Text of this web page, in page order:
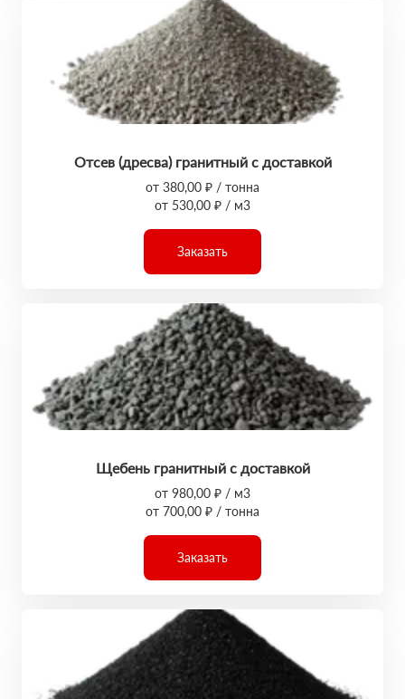
Отсев (дресва) гранитный с доставкой
от 380,00 ₽ / тонна
от 530,00 ₽ / м3
Заказать
Щебень гранитный с доставкой
от 980,00 ₽ / м3
от 700,00 ₽ / тонна
Заказать